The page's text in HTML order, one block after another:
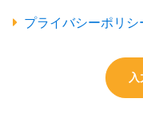
プライバシーポリシ